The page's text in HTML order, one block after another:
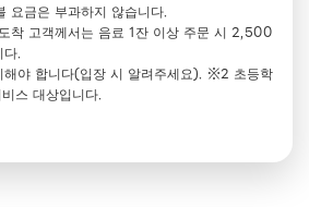
요금은 부과하지 않습니다.
고객께서는 음료 1잔 이상 주문 시 2,500
.
야 합니다(입장 시 알려주세요). ※2 초등학
스 대상입니다.